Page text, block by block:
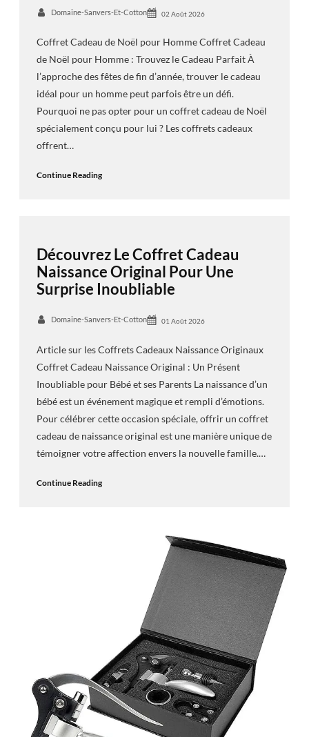
Domaine-Sanvers-Et-Cotton 02 Août 2026
Coffret Cadeau de Noël pour Homme Coffret Cadeau
de Noël pour Homme : Trouvez le Cadeau Parfait À
l’approche des fêtes de fin d’année, trouver le cadeau
idéal pour un homme peut parfois être un défi.
Pourquoi ne pas opter pour un coffret cadeau de Noël
spécialement conçu pour lui ? Les coffrets cadeaux
offrent…
Continue Reading
Découvrez Le Coffret Cadeau
Naissance Original Pour Une
Surprise Inoubliable
Domaine-Sanvers-Et-Cotton 01 Août 2026
Article sur les Coffrets Cadeaux Naissance Originaux
Coffret Cadeau Naissance Original : Un Présent
Inoubliable pour Bébé et ses Parents La naissance d’un
bébé est un événement magique et rempli d’émotions.
Pour célébrer cette occasion spéciale, offrir un coffret
cadeau de naissance original est une manière unique de
témoigner votre affection envers la nouvelle famille.…
Continue Reading